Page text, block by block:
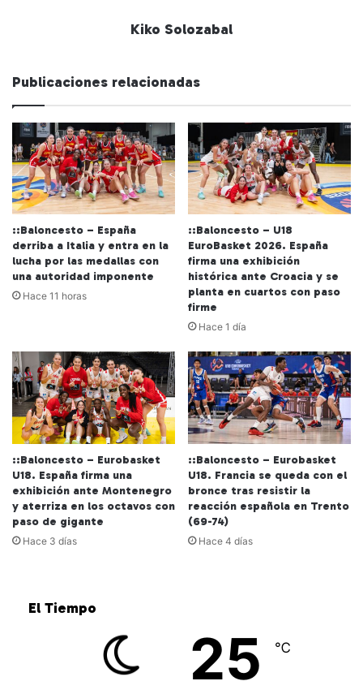
Kiko Solozabal
Publicaciones relacionadas
::Baloncesto – España
derriba a Italia y entra en la
lucha por las medallas con
una autoridad imponente
Hace 11 horas
::Baloncesto – U18
EuroBasket 2026. España
firma una exhibición
histórica ante Croacia y se
planta en cuartos con paso
firme
Hace 1 día
::Baloncesto – Eurobasket
U18. España firma una
exhibición ante Montenegro
y aterriza en los octavos con
paso de gigante
Hace 3 días
::Baloncesto – Eurobasket
U18. Francia se queda con el
bronce tras resistir la
reacción española en Trento
(69-74)
Hace 4 días
El Tiempo
25 ℃